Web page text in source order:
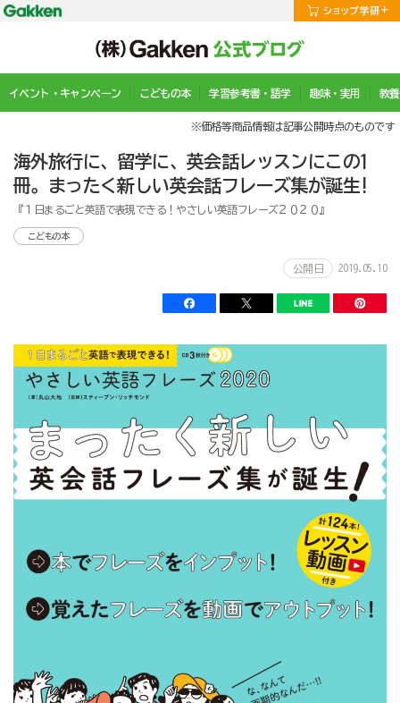
イベント・キャンペーン こどもの本 学習参考書・語学 趣味・実用 教
※価格等商品情報は記事公開時点のものです
海外旅行に、留学に、英会話レッスンにこの1
冊。まったく新しい英会話フレーズ集が誕生!
『１日まるごと英語で表現できる！やさしい英語フレーズ２０２０』
こどもの本
公開日 2019.05.10